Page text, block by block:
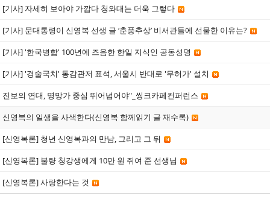
[기사] 자세히 보아야 가깝다 청와대는 더욱 그렇다
[기사] 문대통령이 신영복 선생 글 ‘춘풍추상’ 비서관들에 선물한 이유는?
[기사] '한국병합' 100년에 즈음한 한일 지식인 공동성명
[기사] '경술국치' 통감관저 표석, 서울시 반대로 '무허가' 설치
진보의 연대, 명망가 중심 뛰어넘어야"_씽크카페컨퍼런스
신영복의 일생을 사색한다(신영복 함께읽기 글 재수록)
[신영복론] 청년 신영복과의 만남, 그리고 그 뒤
[신영복론] 불량 청강생에게 10만 원 쥐여 준 선생님
[신영복론] 사랑한다는 것